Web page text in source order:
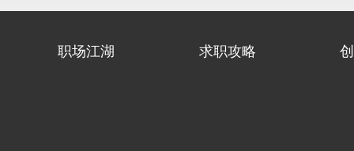
职场江湖 求职攻略